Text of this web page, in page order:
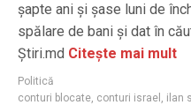
șapte ani şi șase luni de
spălare de bani și dat în
Știri.md Citește mai mult
Politică
conturi blocate, conturi israel , ilan